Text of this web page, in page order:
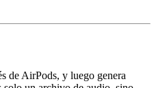
de AirPods, y luego genera